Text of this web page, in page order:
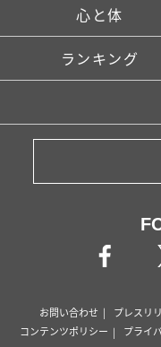
心と体
ランキング
お問い合わせ プレスリ
コンテンツポリシー
プライ